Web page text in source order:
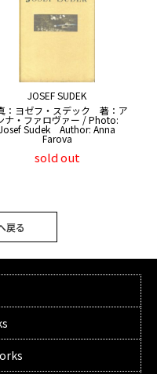
JOSEF SUDEK
：ヨゼフ・スデック 著：ア
ナ・ファロヴァー / Photo:
Sudek Author: Anna
Farova
sold out
戻る